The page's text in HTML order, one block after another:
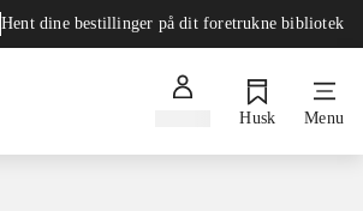
Hent dine bestillinger på dit foretrukne bibliotek
Husk Menu